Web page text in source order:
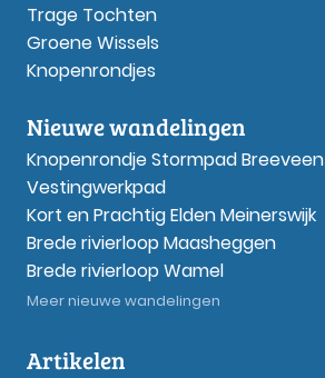
Trage Tochten
Groene Wissels
Knopenrondjes
Nieuwe wandelingen
Knopenrondje Stormpad Breeveen
Vestingwerkpad
Kort en Prachtig Elden Meinerswijk
Brede rivierloop Maasheggen
Brede rivierloop Wamel
Meer nieuwe wandelingen
Artikelen